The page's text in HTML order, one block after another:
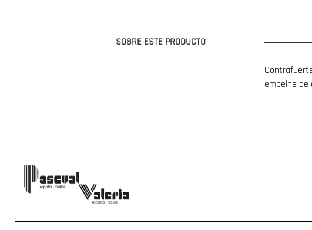
SOBRE ESTE PRODUCTO
empeine de